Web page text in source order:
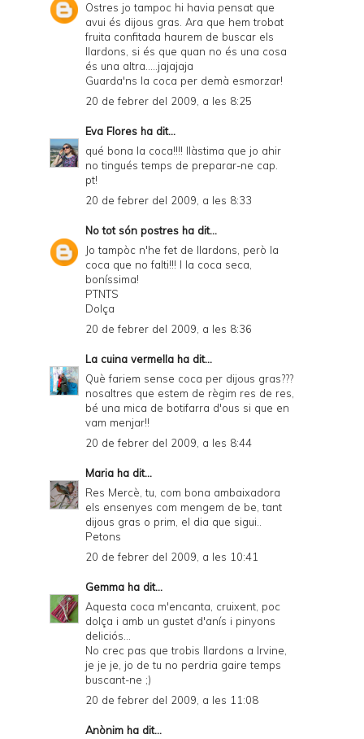
i
d
y
a
n
P
D
Ostres jo tampoc hi havia pensat que
avui és dijous gras. Ara que hem trobat
fruita confitada haurem de buscar els
llardons, si és que quan no és una cosa
és una altra.....jajajaja
Guarda'ns la coca per demà esmorzar!
20 de febrer del 2009, a les 8:25
Eva Flores ha dit...
qué bona la coca!!!! llàstima que jo ahir
no tingués temps de preparar-ne cap.
pt!
20 de febrer del 2009, a les 8:33
No tot són postres ha dit...
Jo tampòc n'he fet de llardons, però la
coca que no falti!!! I la coca seca,
boníssima!
PTNTS
Dolça
20 de febrer del 2009, a les 8:36
La cuina vermella ha dit...
Què fariem sense coca per dijous gras???
nosaltres que estem de règim res de res,
bé una mica de botifarra d'ous si que en
vam menjar!!
20 de febrer del 2009, a les 8:44
Maria ha dit...
Res Mercè, tu, com bona ambaixadora
els ensenyes com mengem de be, tant
dijous gras o prim, el dia que sigui..
Petons
20 de febrer del 2009, a les 10:41
Gemma ha dit...
Aquesta coca m'encanta, cruixent, poc
dolça i amb un gustet d'anís i pinyons
deliciós...
No crec pas que trobis llardons a Irvine,
je je je, jo de tu no perdria gaire temps
buscant-ne ;)
20 de febrer del 2009, a les 11:08
Anònim ha dit...